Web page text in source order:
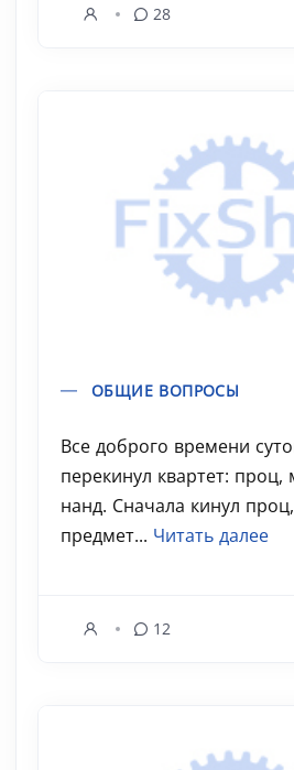
28
ОБЩИЕ ВОПРОСЫ
Все доброго времени
перекинул квартет:
нанд. Сначала кинул
предмет... Читать далее
12